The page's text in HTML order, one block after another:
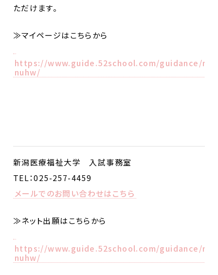
ただけます。
≫マイページはこちらから
https://www.guide.52school.com/guidance/
nuhw/
新潟医療福祉大学 入試事務室
TEL：025-257-4459
メールでのお問い合わせはこちら
≫ネット出願はこちらから
https://www.guide.52school.com/guidance/
nuhw/